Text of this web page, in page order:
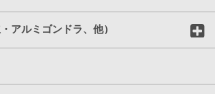
アルミゴンドラ、他）